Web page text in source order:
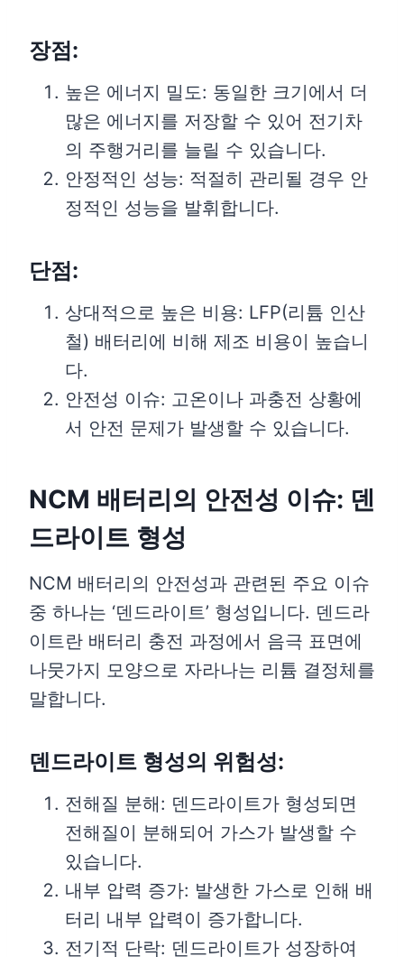
장점:
높은 에너지 밀도: 동일한 크기에서 더
많은 에너지를 저장할 수 있어 전기차
의 주행거리를 늘릴 수 있습니다.
안정적인 성능: 적절히 관리될 경우 안
정적인 성능을 발휘합니다.
단점:
상대적으로 높은 비용: LFP(리튬 인산
철) 배터리에 비해 제조 비용이 높습니
다.
안전성 이슈: 고온이나 과충전 상황에
서 안전 문제가 발생할 수 있습니다.
NCM 배터리의 안전성 이슈: 덴
드라이트 형성
NCM 배터리의 안전성과 관련된 주요 이슈
중 하나는 ‘덴드라이트’ 형성입니다. 덴드라
이트란 배터리 충전 과정에서 음극 표면에
나뭇가지 모양으로 자라나는 리튬 결정체를
말합니다.
덴드라이트 형성의 위험성:
전해질 분해: 덴드라이트가 형성되면
전해질이 분해되어 가스가 발생할 수
있습니다.
내부 압력 증가: 발생한 가스로 인해 배
터리 내부 압력이 증가합니다.
전기적 단락: 덴드라이트가 성장하여